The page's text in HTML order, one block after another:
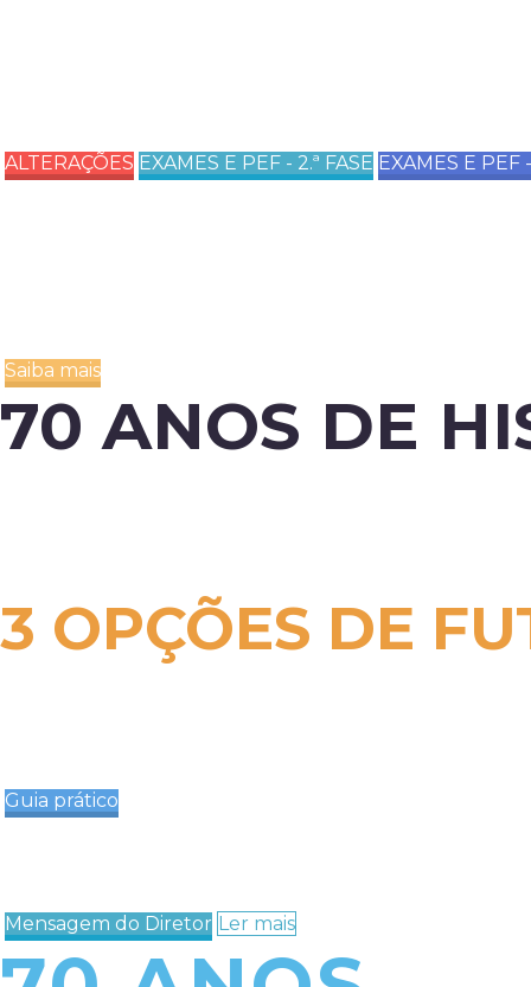
ALTERAÇÕES EXAMES E PEF - 2.ª FASE EXAMES E PEF -
Saiba mais
70 ANOS DE
3 OPÇÕES DE
Guia prático
Mensagem do Diretor Ler mais